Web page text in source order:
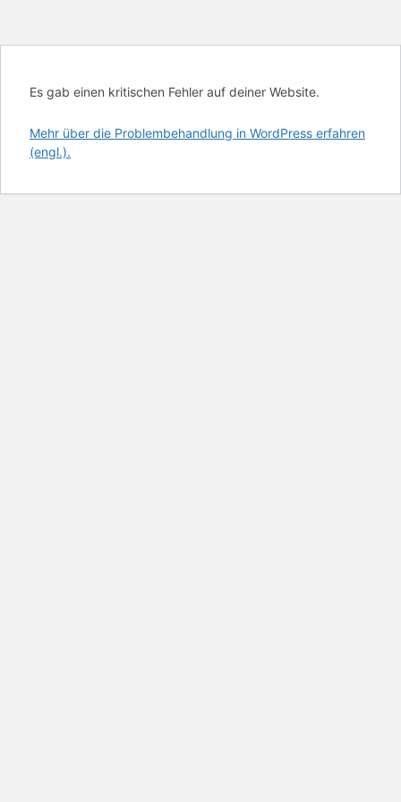
Es gab einen kritischen Fehler auf deiner Website.
Mehr über die Problembehandlung in WordPress erfahren
(engl.).